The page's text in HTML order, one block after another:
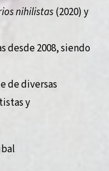
nihilistas(2020) y
desde 2008, siendo
de diversas
y